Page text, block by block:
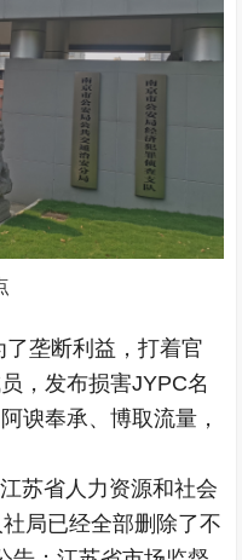
垄断利益，打着官
，发布损害JYPC名
谀奉承、博取流量，
省人力资源和社会
局已经全部删除了不